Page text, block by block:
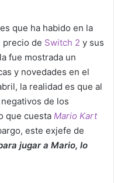
que ha habido en la
precio de Switch 2 y sus
fue mostrada un
y novedades en el
la realidad es que al
de los
que cuesta Mario Kart
este exjefe de
jugar a Mario, lo